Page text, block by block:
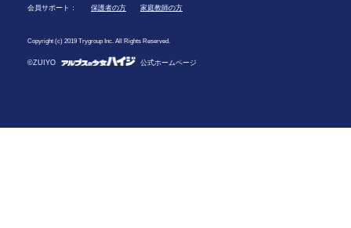
会員サポート： 保護者の方 家庭教師の方
Copyright (c) 2019 Trygroup Inc. All Rights Reserved.
©ZUIYO 公式ホームページ